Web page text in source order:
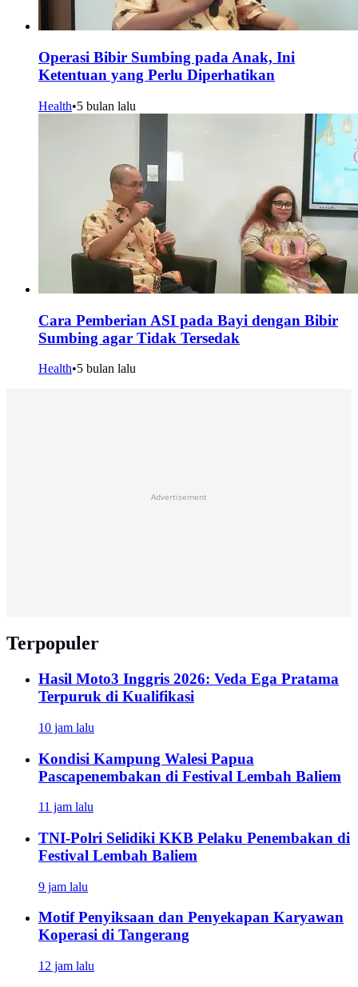
Operasi Bibir Sumbing pada Anak, Ini
Ketentuan yang Perlu Diperhatikan
Health•5 bulan lalu
Cara Pemberian ASI pada Bayi dengan Bibir
Sumbing agar Tidak Tersedak
Health•5 bulan lalu
Advertisement
Terpopuler
Hasil Moto3 Inggris 2026: Veda Ega Pratama
Terpuruk di Kualifikasi
10 jam lalu
Kondisi Kampung Walesi Papua
Pascapenembakan di Festival Lembah Baliem
11 jam lalu
TNI-Polri Selidiki KKB Pelaku Penembakan di
Festival Lembah Baliem
9 jam lalu
Motif Penyiksaan dan Penyekapan Karyawan
Koperasi di Tangerang
12 jam lalu